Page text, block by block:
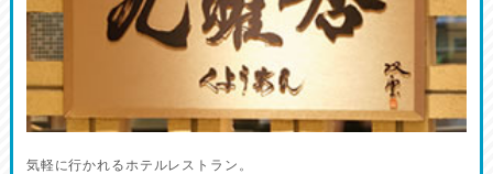
気軽に行かれるホテルレストラン。